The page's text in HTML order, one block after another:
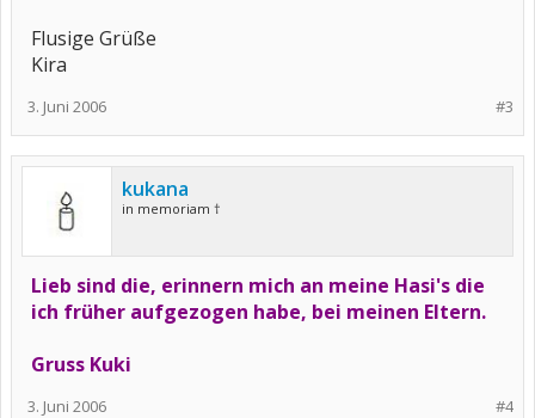
Flusige Grüße
Kira
#3
3. Juni 2006
kukana
in memoriam †
Lieb sind die, erinnern mich an meine Hasi's die
ich früher aufgezogen habe, bei meinen Eltern.
Gruss Kuki
#4
3. Juni 2006